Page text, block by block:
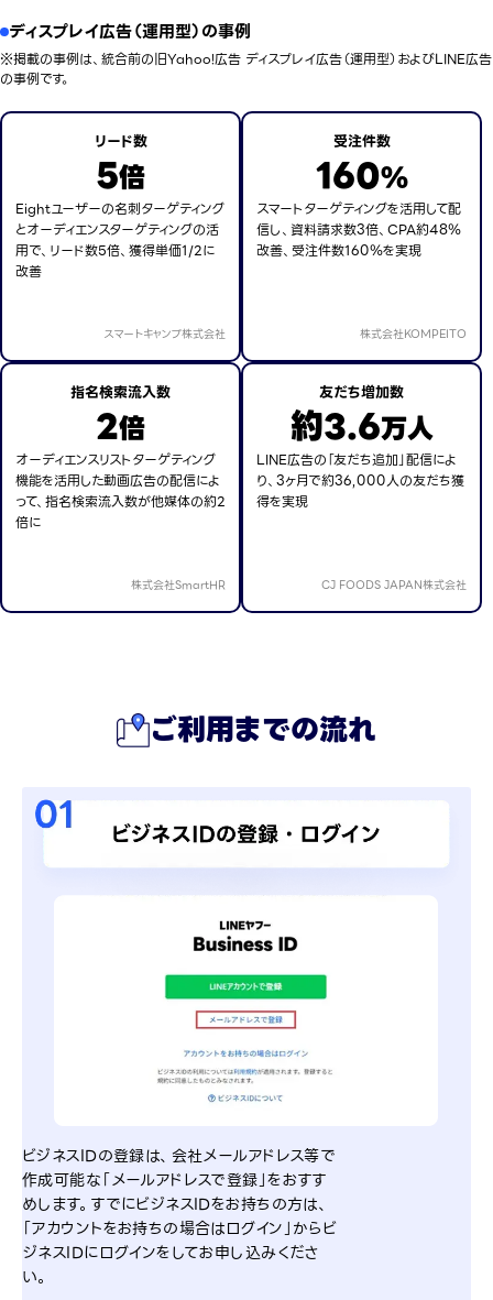
ディスプレイ広告（運用型）の事例
※掲載の事例は、統合前の旧Yahoo!広告 ディスプレイ広告（運用型）およびLINE広告
の事例です。
リード数
5倍
Eightユーザーの名刺ターゲティング
とオーディエンスターゲティングの活
用で、リード数5倍、獲得単価1/2に
改善
スマートキャンプ株式会社
受注件数
160%
スマートターゲティングを活用して配
信し、資料請求数3倍、CPA約48％
改善、受注件数160％を実現
株式会社KOMPEITO
指名検索流入数
2倍
オーディエンスリストターゲティング
機能を活用した動画広告の配信によ
って、指名検索流入数が他媒体の約2
倍に
株式会社SmartHR
友だち増加数
約3.6万人
LINE広告の「友だち追加」配信によ
り、3ヶ月で約36,000人の友だち獲
得を実現
CJ FOODS JAPAN株式会社
ご利用までの流れ
ビジネスIDの登録は、会社メールアドレス等で
作成可能な「メールアドレスで登録」をおすす
めします。すでにビジネスIDをお持ちの方は、
「アカウントをお持ちの場合はログイン」からビ
ジネスIDにログインをしてお申し込みくださ
い。